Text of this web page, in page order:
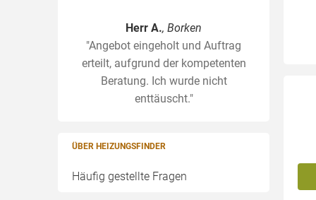
Herr A., Borken
"Angebot eingeholt und Auftrag
erteilt, aufgrund der kompetenten
Beratung. Ich wurde nicht
enttäuscht."
ÜBER HEIZUNGSFINDER
Häufig gestellte Fragen